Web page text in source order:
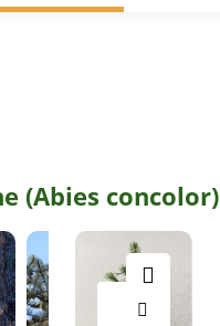
(Abies concolor)